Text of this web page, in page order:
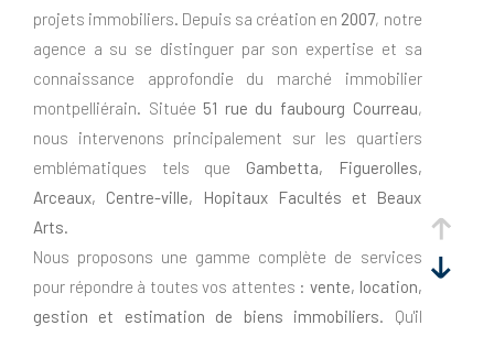
projets immobiliers. Depuis sa création en 2007, notre
agence a su se distinguer par son expertise et sa
connaissance approfondie du marché immobilier
montpelliérain. Située 51 rue du faubourg Courreau,
nous intervenons principalement sur les quartiers
emblématiques tels que Gambetta, Figuerolles,
Arceaux, Centre-ville, Hopitaux Facultés et Beaux
Arts.
Nous proposons une gamme complète de services
pour répondre à toutes vos attentes : vente, location,
gestion et estimation de biens immobiliers. Qu'il